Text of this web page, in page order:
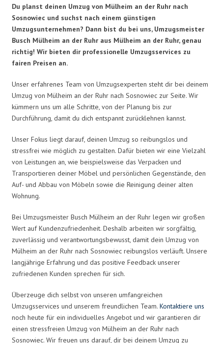
Du planst deinen Umzug von Mülheim an der Ruhr nach
Sosnowiec und suchst nach einem günstigen
Umzugsunternehmen? Dann bist du bei uns, Umzugsmeister
Busch Mülheim an der Ruhr aus Mülheim an der Ruhr, genau
richtig! Wir bieten dir professionelle Umzugsservices zu
fairen Preisen an.
Unser erfahrenes Team von Umzugsexperten steht dir bei deinem
Umzug von Mülheim an der Ruhr nach Sosnowiec zur Seite. Wir
kümmern uns um alle Schritte, von der Planung bis zur
Durchführung, damit du dich entspannt zurücklehnen kannst.
Unser Fokus liegt darauf, deinen Umzug so reibungslos und
stressfrei wie möglich zu gestalten. Dafür bieten wir eine Vielzahl
von Leistungen an, wie beispielsweise das Verpacken und
Transportieren deiner Möbel und persönlichen Gegenstände, den
Auf- und Abbau von Möbeln sowie die Reinigung deiner alten
Wohnung.
Bei Umzugsmeister Busch Mülheim an der Ruhr legen wir großen
Wert auf Kundenzufriedenheit. Deshalb arbeiten wir sorgfältig,
zuverlässig und verantwortungsbewusst, damit dein Umzug von
Mülheim an der Ruhr nach Sosnowiec reibungslos verläuft. Unsere
langjährige Erfahrung und das positive Feedback unserer
zufriedenen Kunden sprechen für sich.
Überzeuge dich selbst von unseren umfangreichen
Umzugsservices und unserem freundlichen Team. Kontaktiere uns
noch heute für ein individuelles Angebot und wir garantieren dir
einen stressfreien Umzug von Mülheim an der Ruhr nach
Sosnowiec. Wir freuen uns darauf, dir bei deinem Umzug zu